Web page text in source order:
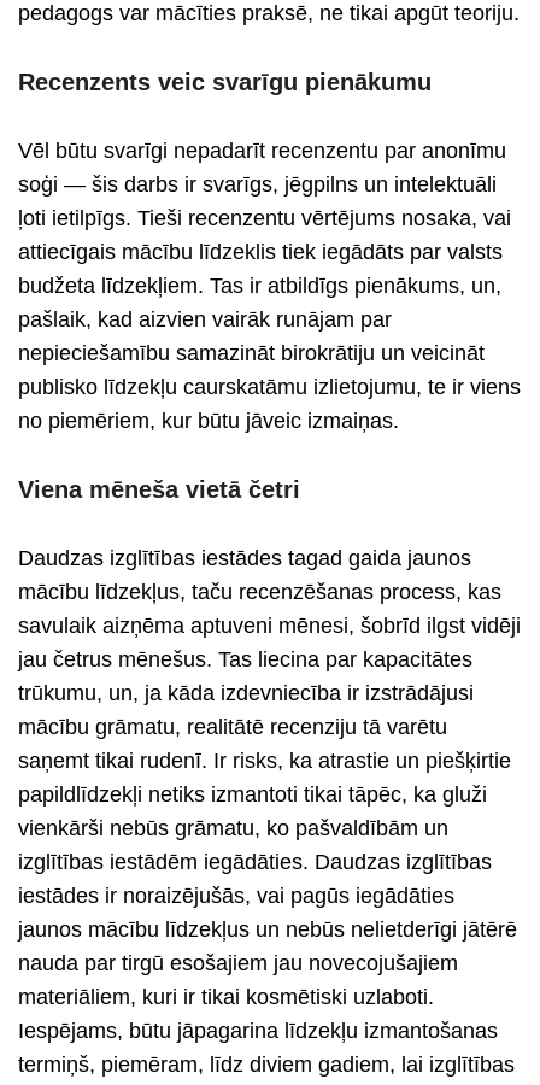
pedagogs var mācīties praksē, ne tikai apgūt teoriju.
Recenzents veic svarīgu pienākumu
Vēl būtu svarīgi nepadarīt recenzentu par anonīmu
soģi — šis darbs ir svarīgs, jēgpilns un intelektuāli
ļoti ietilpīgs. Tieši recenzentu vērtējums nosaka, vai
attiecīgais mācību līdzeklis tiek iegādāts par valsts
budžeta līdzekļiem. Tas ir atbildīgs pienākums, un,
pašlaik, kad aizvien vairāk runājam par
nepieciešamību samazināt birokrātiju un veicināt
publisko līdzekļu caurskatāmu izlietojumu, te ir viens
no piemēriem, kur būtu jāveic izmaiņas.
Viena mēneša vietā četri
Daudzas izglītības iestādes tagad gaida jaunos
mācību līdzekļus, taču recenzēšanas process, kas
savulaik aizņēma aptuveni mēnesi, šobrīd ilgst vidēji
jau četrus mēnešus. Tas liecina par kapacitātes
trūkumu, un, ja kāda izdevniecība ir izstrādājusi
mācību grāmatu, realitātē recenziju tā varētu
saņemt tikai rudenī. Ir risks, ka atrastie un piešķirtie
papildlīdzekļi netiks izmantoti tikai tāpēc, ka gluži
vienkārši nebūs grāmatu, ko pašvaldībām un
izglītības iestādēm iegādāties. Daudzas izglītības
iestādes ir noraizējušās, vai pagūs iegādāties
jaunos mācību līdzekļus un nebūs nelietderīgi jātērē
nauda par tirgū esošajiem jau novecojušajiem
materiāliem, kuri ir tikai kosmētiski uzlaboti.
Iespējams, būtu jāpagarina līdzekļu izmantošanas
termiņš, piemēram, līdz diviem gadiem, lai izglītības